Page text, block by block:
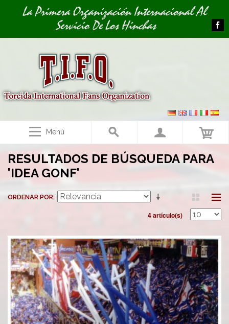
Image 01La Primera Organización Internacional Al
Servicio De Los Hinchas
Menú
RESULTADOS DE BÚSQUEDA PARA
'IDEA GONF'
ORDENAR POR
4 artículo(s)